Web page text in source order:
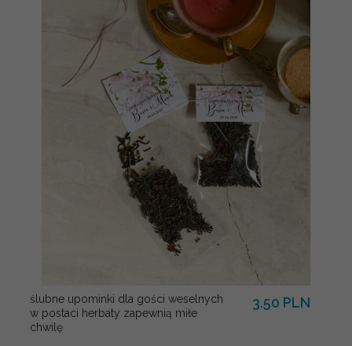
ślubne upominki dla gości weselnych
w postaci herbaty zapewnią miłe
chwilę
3.50 PLN